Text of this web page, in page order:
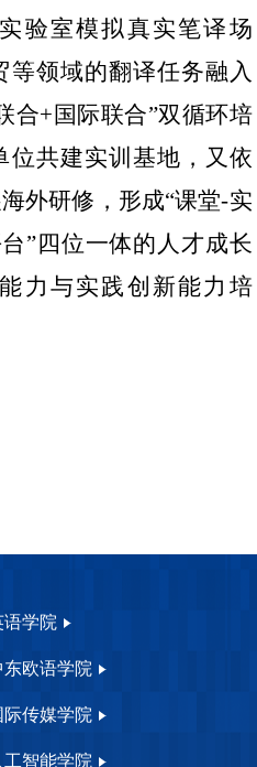
验室模拟真实笔译场
领域的翻译任务融入
合+国际联合”双循环培
位共建实训基地，又依
外研修，形成“课堂-实
”四位一体的人才成长
力与实践创新能力培
语学院
东欧语学院
际传媒学院
工智能学院